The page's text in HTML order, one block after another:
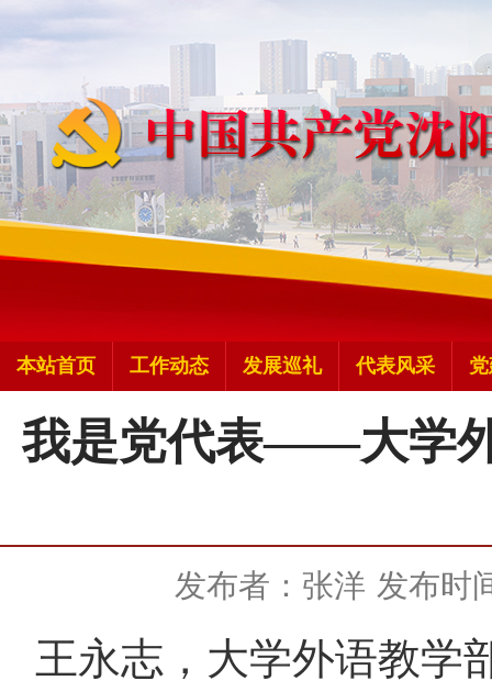
本站首页 工作动态 发展巡礼 代表风采
我是党代表——大学
发布者：张洋 发布时
王永志，大学外语教学